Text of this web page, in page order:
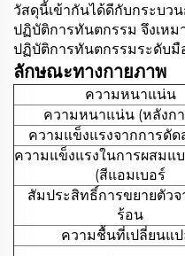
วัสดุนี้เข้ากันได้ดีกับกระบว
ปฏิบัติการทันตกรรม จึงเหม
ปฏิบัติการทันตกรรมระดับมื
ลักษณะทางกายภาพ
ความหนาแน่น
ความหนาแน่น (หลังกา
ความแข็งแรงจากการดั
ความแข็งแรงในการผสมแ
(สีแอมเบอร์
สัมประสิทธิ์การขยายตัวจ
ร้อน
ความชื้นที่เปลี่ยนแป